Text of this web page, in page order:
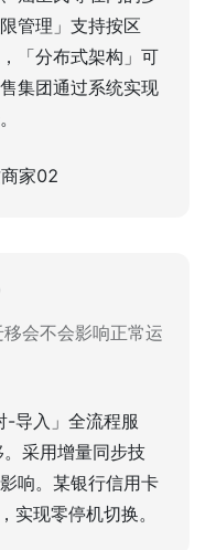
管理」支持按区
「分布式架构」可
集团通过系统实现
会不会影响正常运
-导入」全流程服
采用增量同步技
响。某银行信用卡
实现零停机切换。